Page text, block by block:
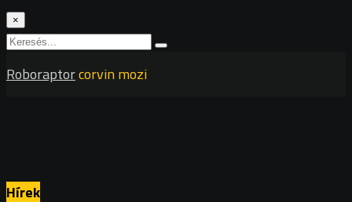
×
Roboraptorcorvin mozi
Hírek